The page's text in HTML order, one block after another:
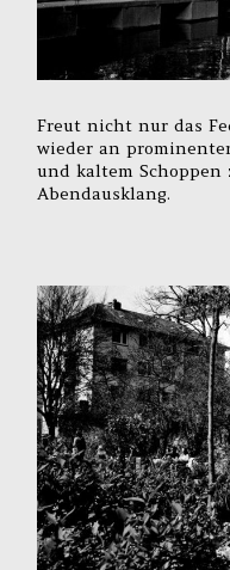
Freut nicht nur das
wieder an
und kaltem Schoppen
Abendausklang.